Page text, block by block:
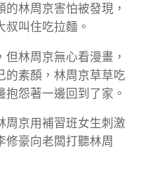
林周京害怕被發現，
叫住吃拉麵。
林周京無心看漫畫，
的素顏，林周京草草吃
怨著一邊回到了家。
周京用補習班女生刺激
修豪向老闆打聽林周